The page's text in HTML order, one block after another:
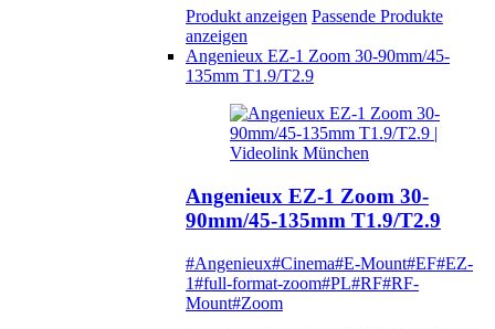
Produkt anzeigen Passende Produkte
anzeigen
Angenieux EZ-1 Zoom 30-90mm/45-
135mm T1.9/T2.9
Angenieux EZ-1 Zoom 30-
90mm/45-135mm T1.9/T2.9
#Angenieux#Cinema#E-Mount#EF#EZ-
1#full-format-zoom#PL#RF#RF-
Mount#Zoom